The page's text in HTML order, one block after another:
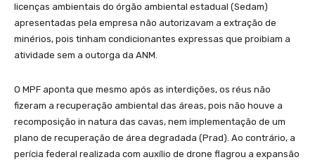
licenças ambientais do órgão ambiental estadual (Sedam)
apresentadas pela empresa não autorizavam a extração de
minérios, pois tinham condicionantes expressas que proibiam a
atividade sem a outorga da ANM.
O MPF aponta que mesmo após as interdições, os réus não
fizeram a recuperação ambiental das áreas, pois não houve a
recomposição in natura das cavas, nem implementação de um
plano de recuperação de área degradada (Prad). Ao contrário, a
perícia federal realizada com auxílio de drone flagrou a expansão